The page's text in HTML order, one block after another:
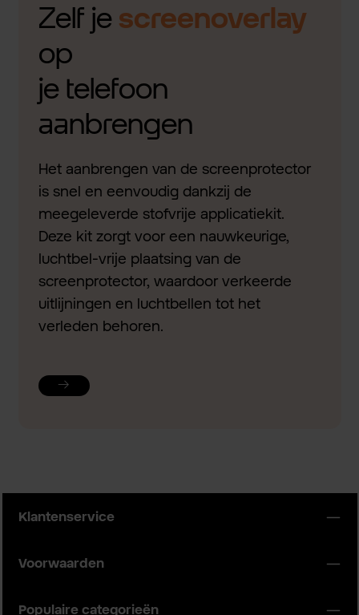
Zelf je screenoverlay
op
je telefoon
aanbrengen
Het aanbrengen van de screenprotector
is snel en eenvoudig dankzij de
meegeleverde stofvrije applicatiekit.
Deze kit zorgt voor een nauwkeurige,
luchtbel-vrije plaatsing van de
screenprotector, waardoor verkeerde
uitlijningen en luchtbellen tot het
verleden behoren.
Klantenservice
Voorwaarden
Populaire categorieën